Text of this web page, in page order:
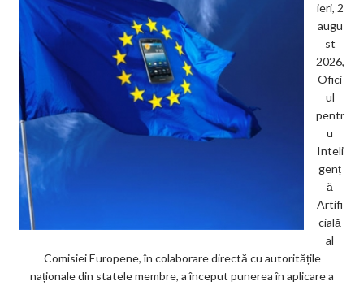
ieri, 2
augu
st
2026,
Ofici
ul
pentr
u
Inteli
genț
ă
Artifi
cială
al
Comisiei Europene, în colaborare directă cu autoritățile
naționale din statele membre, a început punerea în aplicare a